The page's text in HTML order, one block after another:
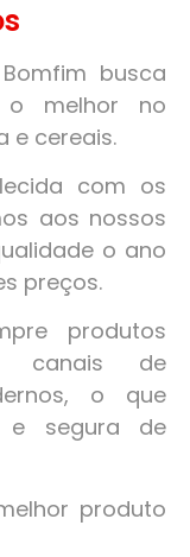
busca
o melhor no
e cereais.
com os
aos nossos
o ano
preços.
produtos
canais de
o que
e segura de
produto